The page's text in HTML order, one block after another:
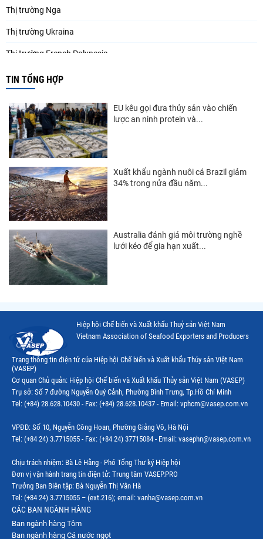
Thị trường Nga
Thị trường Ukraina
Thị trường French Polynesia
Thị trường Trung Quốc
Thị trường New Zealand
Thị trường Đài Loan
Thị trường Mỹ
Thị trường EU
Thị trường Việt Nam
TIN TỔNG HỢP
EU kêu gọi đưa thủy sản vào chiến
lược an ninh protein và...
Xuất khẩu ngành nuôi cá Brazil giảm
34% trong nửa đầu năm...
Australia đánh giá môi trường nghề
lưới kéo để gia hạn xuất...
Hiệp hội Chế biến và Xuất khẩu Thuỷ sản Việt Nam
Vietnam Association of Seafood Exporters and Producers
Trang thông tin điện tử của Hiệp hội Chế biến và Xuất khẩu Thủy sản Việt Nam
(VASEP)
Cơ quan Chủ quản: Hiệp hội Chế biến và Xuất khẩu Thủy sản Việt Nam (VASEP)
Trụ sở: Số 7 đường Nguyễn Quý Cảnh, Phường Bình Trưng, Tp.Hồ Chí Minh
Tel: (+84) 28.628.10430 - Fax: (+84) 28.628.10437 - Email: vphcm@vasep.com.vn
VPĐD: Số 10, Nguyễn Công Hoan, Phường Giảng Võ, Hà Nội
Tel: (+84 24) 3.7715055 - Fax: (+84 24) 37715084 - Email: vasephn@vasep.com.vn
Chịu trách nhiệm: Bà Lê Hằng - Phó Tổng Thư ký Hiệp hội
Đơn vị vận hành trang tin điện tử: Trung tâm VASEP.PRO
Trưởng Ban Biên tập: Bà Nguyễn Thị Vân Hà
Tel: (+84 24) 3.7715055 – (ext.216); email: vanha@vasep.com.vn
CÁC BAN NGÀNH HÀNG
Ban ngành hàng Tôm
Ban ngành hàng Cá nước ngọt